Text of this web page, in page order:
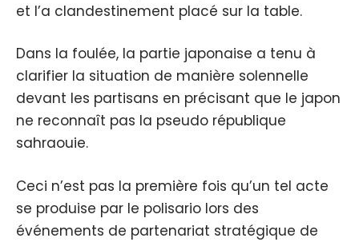
et l’a clandestinement placé sur la table.
Dans la foulée, la partie japonaise a tenu à
clarifier la situation de manière solennelle
devant les partisans en précisant que le japon
ne reconnaît pas la pseudo république
sahraouie.
Ceci n’est pas la première fois qu’un tel acte
se produise par le polisario lors des
événements de partenariat stratégique de